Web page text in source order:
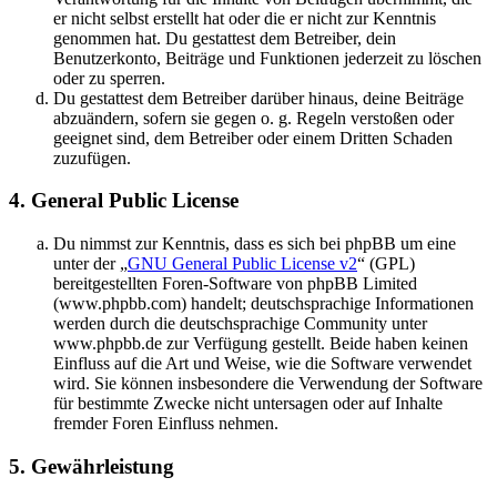
er nicht selbst erstellt hat oder die er nicht zur Kenntnis
genommen hat. Du gestattest dem Betreiber, dein
Benutzerkonto, Beiträge und Funktionen jederzeit zu löschen
oder zu sperren.
Du gestattest dem Betreiber darüber hinaus, deine Beiträge
abzuändern, sofern sie gegen o. g. Regeln verstoßen oder
geeignet sind, dem Betreiber oder einem Dritten Schaden
zuzufügen.
4. General Public License
Du nimmst zur Kenntnis, dass es sich bei phpBB um eine
unter der „GNU General Public License v2“ (GPL)
bereitgestellten Foren-Software von phpBB Limited
(www.phpbb.com) handelt; deutschsprachige Informationen
werden durch die deutschsprachige Community unter
www.phpbb.de zur Verfügung gestellt. Beide haben keinen
Einfluss auf die Art und Weise, wie die Software verwendet
wird. Sie können insbesondere die Verwendung der Software
für bestimmte Zwecke nicht untersagen oder auf Inhalte
fremder Foren Einfluss nehmen.
5. Gewährleistung